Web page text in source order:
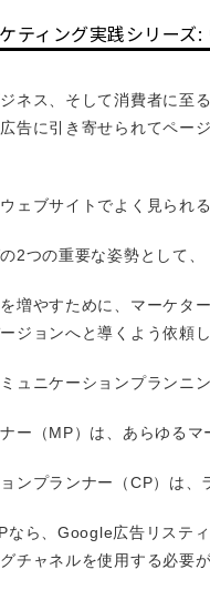
ティング実践シリーズ
ネス、そして消費者に至
告に引き寄せられてペー
ェブサイトでよく見られる
2つの重要な姿勢として
増やすために、マーケタ
ジョンへと導くよう依頼
ュニケーションプランニ
ー（MP）は、あらゆる
ンプランナー（CP）は
なら、Google広告リステ
チャネルを使用する必要が